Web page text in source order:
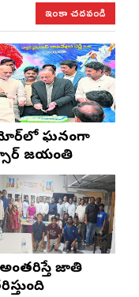
ఇంకా చదవండి
ఘనంగా
జయంతి
జాతి